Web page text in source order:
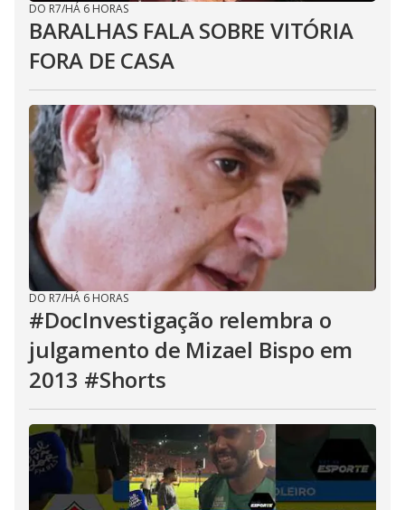
DO R7/HÁ 6 HORAS
BARALHAS FALA SOBRE VITÓRIA
FORA DE CASA
DO R7/HÁ 6 HORAS
#DocInvestigação relembra o
julgamento de Mizael Bispo em
2013 #Shorts